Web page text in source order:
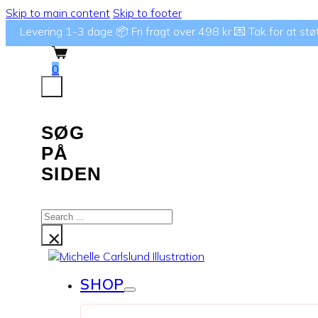
Skip to main content Skip to footer
Levering 1-3 dage 📦 Fri fragt over 498 kr 💌 Tak for at
0
SØG
PÅ
SIDEN
Search
...×
SHOP